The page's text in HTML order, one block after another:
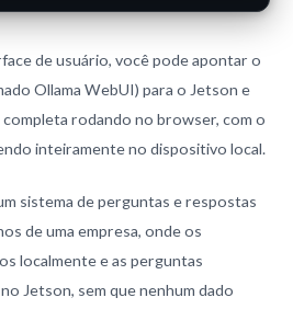
de usuário, você pode apontar o
Ollama WebUI) para o Jetson e
rodando no browser, com o
inteiramente no dispositivo local.
sistema de perguntas e respostas
de uma empresa, onde os
localmente e as perguntas
Jetson, sem que nenhum dado